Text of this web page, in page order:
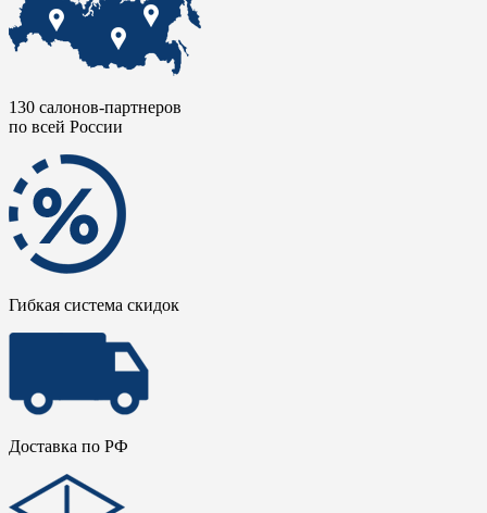
130 салонов-партнеров
по всей России
Гибкая система скидок
Доставка по РФ